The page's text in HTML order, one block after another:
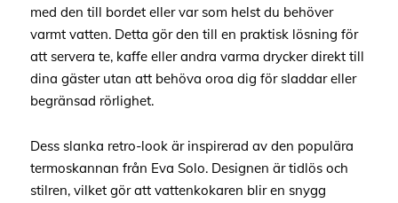
med den till bordet eller var som helst du behöver
varmt vatten. Detta gör den till en praktisk lösning för
att servera te, kaffe eller andra varma drycker direkt till
dina gäster utan att behöva oroa dig för sladdar eller
begränsad rörlighet.
Dess slanka retro-look är inspirerad av den populära
termoskannan från Eva Solo. Designen är tidlös och
stilren, vilket gör att vattenkokaren blir en snygg